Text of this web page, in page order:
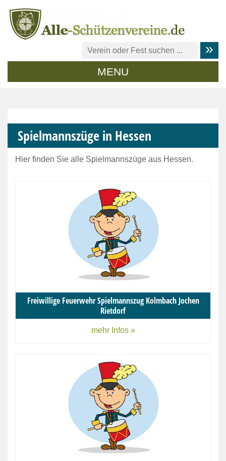
MENU
Spielmannszüge in Hessen
Hier finden Sie alle Spielmannszüge aus Hessen.
Freiwillige Feuerwehr Spielmannszug Kolmbach Jochen
Rietdorf
mehr Infos »